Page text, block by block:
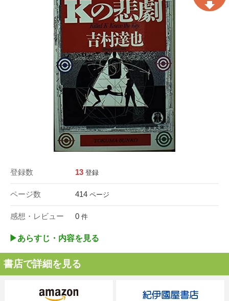
登録数 13 登録
ページ数 414 ページ
感想・レビュー 0 件
▶︎あらすじ・内容を見る
書店で詳細を見る